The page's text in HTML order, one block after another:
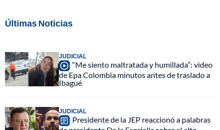
Últimas Noticias
JUDICIAL
“Me siento maltratada y humillada”: video
de Epa Colombia minutos antes de traslado a
Ibagué
JUDICIAL
Presidente de la JEP reaccionó a palabras